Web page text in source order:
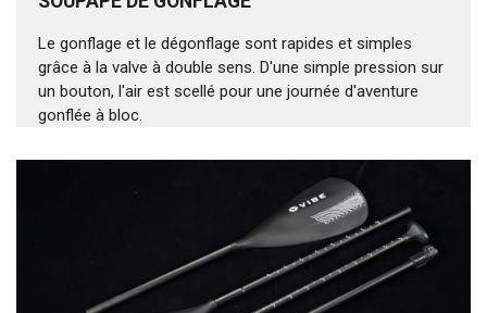
Le gonflage et le dégonflage sont rapides et simples
grâce à la valve à double sens. D'une simple pression sur
un bouton, l'air est scellé pour une journée d'aventure
gonflée à bloc.